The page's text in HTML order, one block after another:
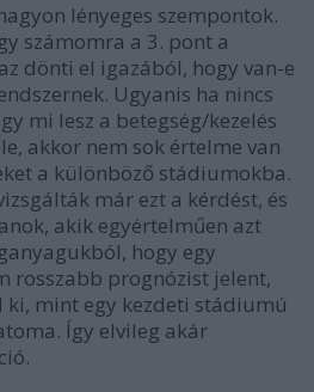
lényeges szempontok.
számomra a 3. pont a
dönti el igazából, hogy van-e
Ugyanis ha nincs
mi lesz a betegség/kezelés
akkor nem sok értelme van
a különböző stádiumokba.
már ezt a kérdést, és
akik egyértelműen azt
hogy egy
rosszabb prognózist jelent,
mint egy kezdeti stádiumú
Így elvileg akár